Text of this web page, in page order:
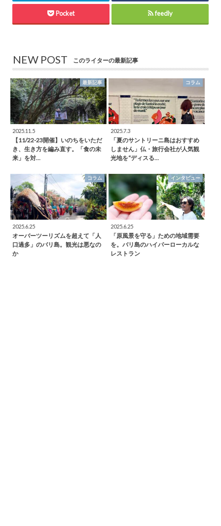
Pocket feedly
NEW POST このライターの最新記事
最新記事
2025.11.5
【11/22-23開催】いのちをいただ
き、生き方を編み直す。「食の未
来」を対…
コラム
2025.7.3
「夏のサントリーニ島はおすすめ
しません」仏・旅行会社が人気観
光地を“ディスる…
コラム
2025.6.25
オーバーツーリズムを超えて「人
口過多」のバリ島。観光は悪なの
か
インタビュー
2025.6.25
「原風景を守る」ための地域需要
を。バリ島のハイパーローカルな
レストラン